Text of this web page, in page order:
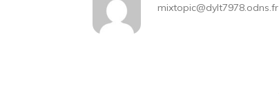
mixtopic@dylt7978.odns.fr